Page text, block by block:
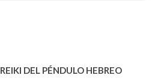
REIKI DEL PÉNDULO HEBREO